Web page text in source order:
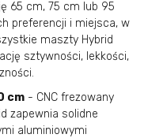
65 cm, 75 cm lub 95
preferencji i miejsca, w
maszty Hybrid
sztywności, lekkości,
cm - CNC frezowany
zapewnia solidne
aluminiowymi